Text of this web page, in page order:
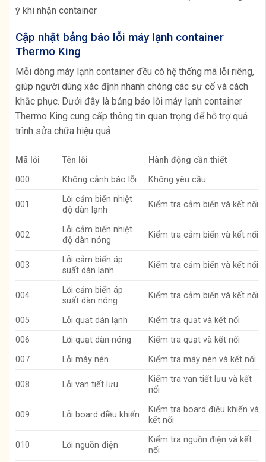
ý khi nhận container
Cập nhật bảng báo lỗi máy lạnh container
Thermo King
Mỗi dòng máy lạnh container đều có hệ thống mã lỗi riêng,
giúp người dùng xác định nhanh chóng các sự cố và cách
khắc phục. Dưới đây là bảng báo lỗi máy lạnh container
Thermo King cung cấp thông tin quan trọng để hỗ trợ quá
trình sửa chữa hiệu quả.
Mã lỗi Tên lỗi
Hành động cần thiết
000
Không cảnh báo lỗi Không yêu cầu
001
Lỗi cảm biến nhiệt
độ dàn lạnh
Kiểm tra cảm biến và kết nối
002
Lỗi cảm biến nhiệt
độ dàn nóng
Kiểm tra cảm biến và kết nối
003
Lỗi cảm biến áp
suất dàn lạnh
Kiểm tra cảm biến và kết nối
004
Lỗi cảm biến áp
suất dàn nóng
Kiểm tra cảm biến và kết nối
005 Lỗi quạt dàn lạnh
Kiểm tra quạt và kết nối
006
Lỗi quạt dàn nóng
Kiểm tra quạt và kết nối
007
Lỗi máy nén Kiểm tra máy nén và kết nối
008 Lỗi van tiết lưu
Kiểm tra van tiết lưu và kết
nối
009 Lỗi board điều khiển
Kiểm tra board điều khiển và
kết nối
010 Lỗi nguồn điện
Kiểm tra nguồn điện và kết
nối